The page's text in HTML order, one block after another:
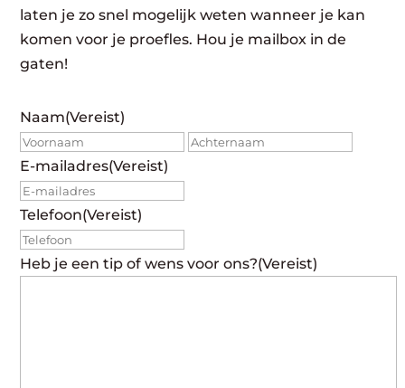
laten je zo snel mogelijk weten wanneer je kan
komen voor je proefles. Hou je mailbox in de
gaten!
Naam(Vereist)
Voornaam
E-mailadres(Vereist)
Telefoon(Vereist)
Heb je een tip of wens voor ons?(Vereist)